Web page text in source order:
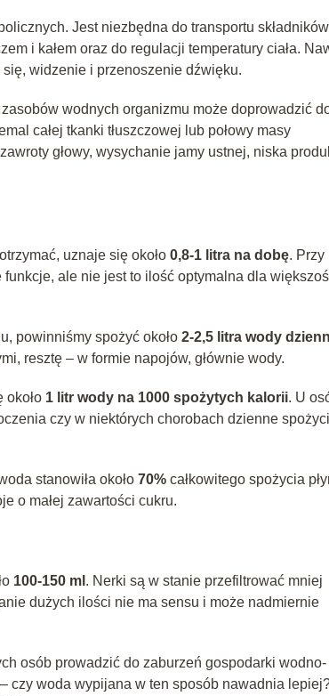
Jest niezbędna do transportu składników
i kałem oraz do regulacji temperatury ciała.
się, widzenie i przenoszenie dźwięku.
zasobów wodnych organizmu może doprowadzić
całej tkanki tłuszczowej lub połowy masy
głowy, wysychanie jamy ustnej, niska
uznaje się około 0,8-1 litra na dobę. Przy
ale nie jest to ilość optymalna dla
powinniśmy spożyć około 2-2,5 litra wody
resztę – w formie napojów, głównie wody.
około 1 litr wody na 1000 spożytych kalorii. U
czy w niektórych chorobach dzienne
stanowiła około 70% całkowitego spożycia
o małej zawartości cukru.
100-150 ml . Nerki są w stanie przefiltrować mniej
dużych ilości nie ma sensu i może nadmiernie
osób prowadzić do zaburzeń gospodarki wodno-
czy woda wypijana w ten sposób nawadnia